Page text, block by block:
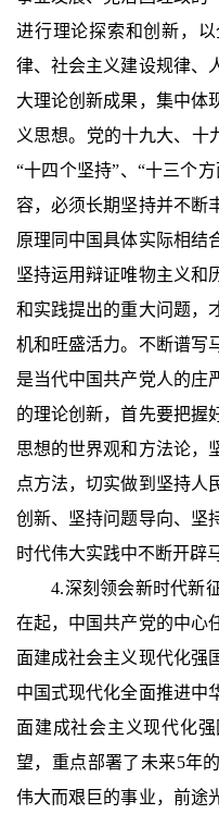
进行理论探索和创新，
律、社会主义建设规律、
大理论创新成果，集中体
义思想。党的十九大、十
“十四个坚持”、“十三个
容，必须长期坚持并不断
原理同中国具体实际相结
坚持运用辩证唯物主义和
和实践提出的重大问题，
机和旺盛活力。不断谱写
是当代中国共产党人的庄
的理论创新，首先要把握
思想的世界观和方法论，
点方法，切实做到坚持人
创新、坚持问题导向、坚
时代伟大实践中不断开辟
4.深刻领会新时代新征
在起，中国共产党的中心
面建成社会主义现代化强
中国式现代化全面推进中
面建成社会主义现代化
望，重点部署了未来5年
伟大而艰巨的事业，前途